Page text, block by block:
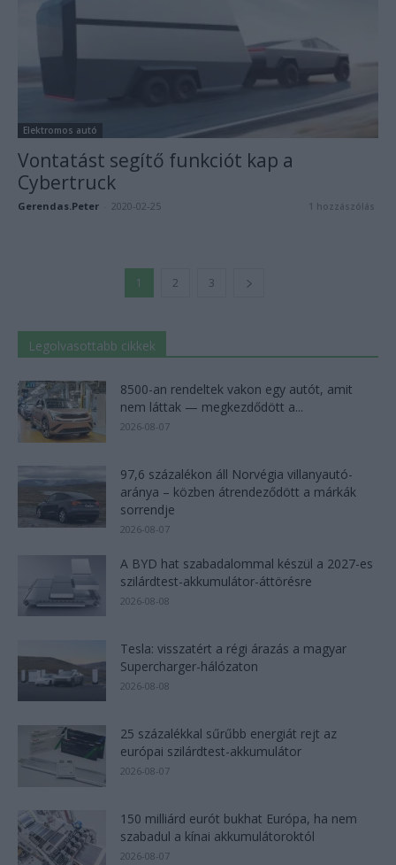
Elektromos autó
Vontatást segítő funkciót kap a
Cybertruck
Gerendas.Peter 2020-02-25 1 hozzászólás
1 2 3
Legolvasottabb cikkek
8500-an rendeltek vakon egy autót, amit
nem láttak — megkezdődött a...
2026-08-07
97,6 százalékon áll Norvégia villanyautó-
aránya – közben átrendeződött a márkák
sorrendje
2026-08-07
A BYD hat szabadalommal készül a 2027-es
szilárdtest-akkumulátor-áttörésre
2026-08-08
Tesla: visszatért a régi árazás a magyar
Supercharger-hálózaton
2026-08-08
25 százalékkal sűrűbb energiát rejt az
európai szilárdtest-akkumulátor
2026-08-07
150 milliárd eurót bukhat Európa, ha nem
szabadul a kínai akkumulátoroktól
2026-08-07